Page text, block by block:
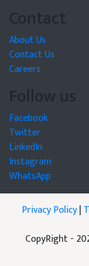
Contact
About Us
Contact Us
Careers
Follow us
Facebook
Twitter
LinkedIn
Instagram
WhatsApp
Privacy Policy|
CopyRight -